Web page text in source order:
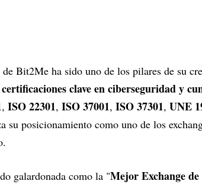
Bit2Me ha sido uno de los pilares de su
certificaciones clave en ciberseguridad y
, ISO 22301, ISO 37001, ISO 37301, UNE
su posicionamiento como uno de los
galardonada como la "Mejor Exchange